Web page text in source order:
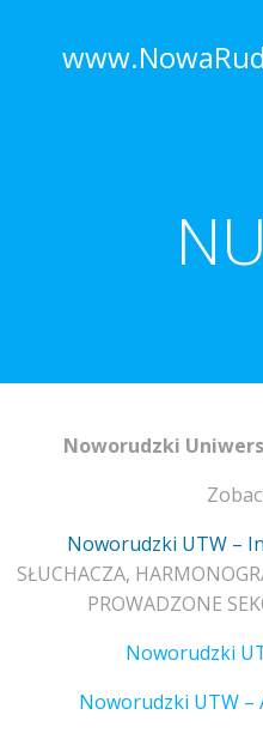
Noworudzki
Noworudzki UTW –
SŁUCHACZA,
PROWADZONE
Noworudzki
Noworudzki UTW –